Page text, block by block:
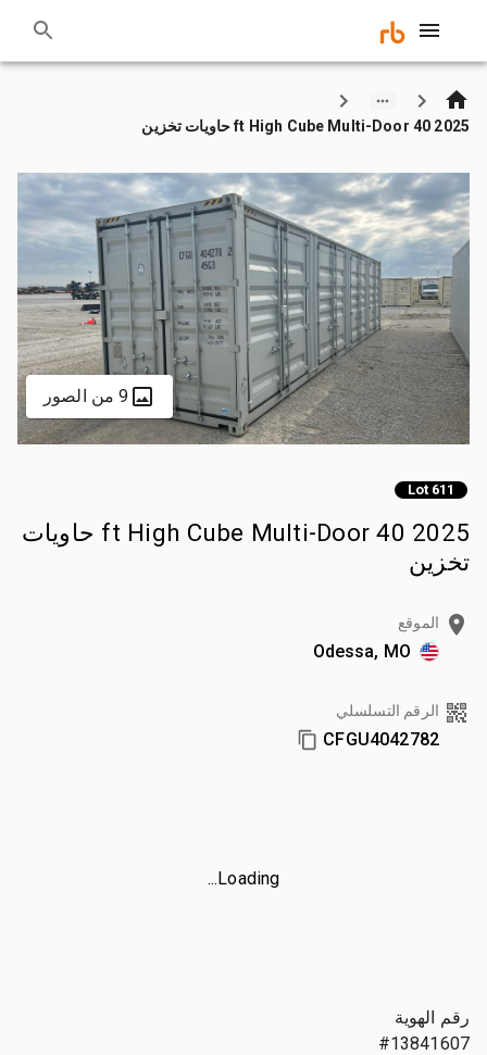
2025 40 ft High Cube Multi-Door حاويات تخزين
9 من الصور
Lot 611
2025 40 ft High Cube Multi-Door حاويات
تخزين
الموقع
Odessa, MO
الرقم التسلسلي
CFGU4042782
Loading...
رقم الهوية
#13841607